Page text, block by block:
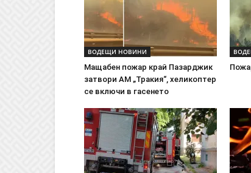
ВОДЕЩИ НОВИНИ
Мащабен пожар край Пазарджик
затвори АМ „Тракия“, хеликоптер
се включи в гасенето